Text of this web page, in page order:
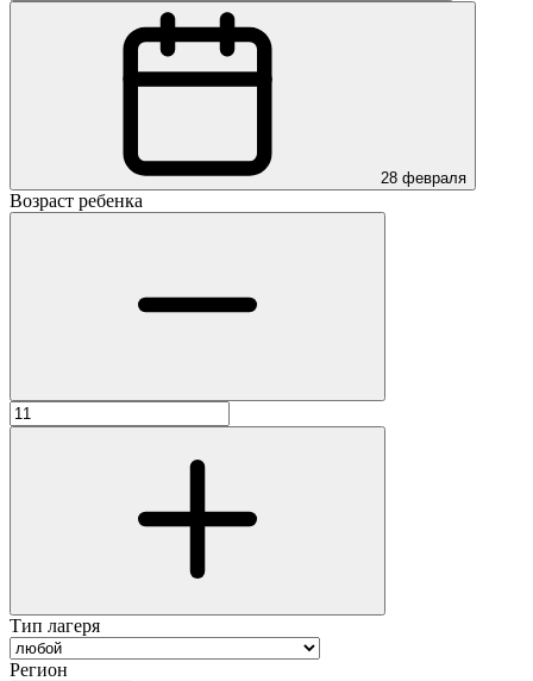
28 февраля
Возраст ребенка
Тип лагеря
Регион